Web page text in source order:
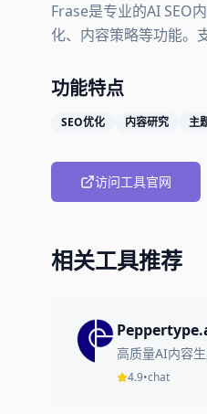
Frase是专业的AI SEO
化、内容策略等功能。
功能特点
SEO优化 内容研究 主
访问工具官网
相关工具推荐
高质量AI内容
4.9•chat